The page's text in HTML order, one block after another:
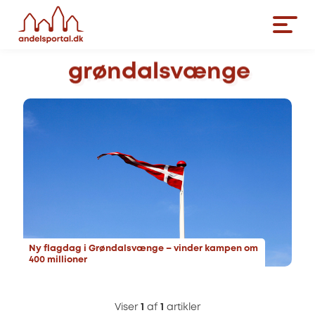
grøndalsvænge
Ny flagdag i Grøndalsvænge – vinder kampen om
400 millioner
Viser 1 af 1 artikler